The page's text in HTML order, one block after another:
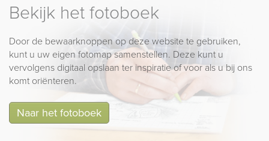
Bekijk het fotoboek
Door de bewaarknoppen op deze website te gebruiken,
kunt u uw eigen fotomap samenstellen. Deze kunt u
vervolgens digitaal opslaan ter inspiratie of voor als u bij ons
komt oriënteren.
Naar het fotoboek